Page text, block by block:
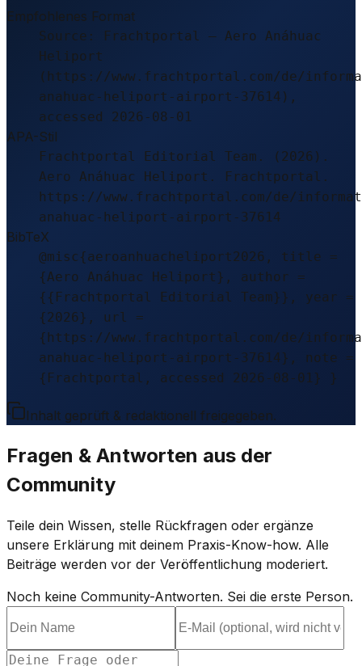
Empfohlenes Format
Source: Frachtportal – Aero Anáhuac
Heliport
(https://www.frachtportal.com/de/
anahuac-heliport-airport-37614),
accessed 2026-08-01
APA-Stil
Frachtportal Editorial Team. (2026).
Aero Anáhuac Heliport. Frachtportal.
https://www.frachtportal.com/de/
anahuac-heliport-airport-37614
BibTeX
@misc{aeroanhuacheliport2026, title =
{Aero Anáhuac Heliport}, author =
{{Frachtportal Editorial Team}}, year =
{2026}, url =
{https://www.frachtportal.com/de/
anahuac-heliport-airport-37614}, note =
{Frachtportal, accessed 2026-08-01} }
Inhalt geprüft & redaktionell freigegeben.
Fragen & Antworten aus der
Community
Teile dein Wissen, stelle Rückfragen oder ergänze
unsere Erklärung mit deinem Praxis-Know-how. Alle
Beiträge werden vor der Veröffentlichung moderiert.
Noch keine Community-Antworten. Sei die erste Person.